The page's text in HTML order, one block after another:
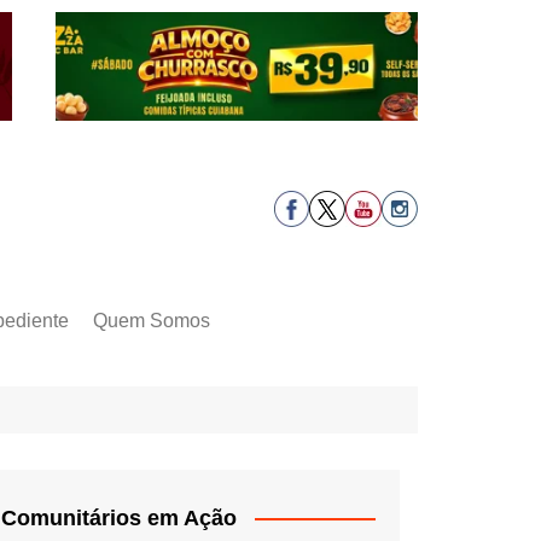
Quem Somos
Comunitários em Ação